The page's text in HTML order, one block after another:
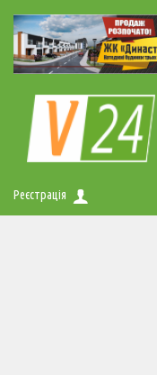
Реєстрація